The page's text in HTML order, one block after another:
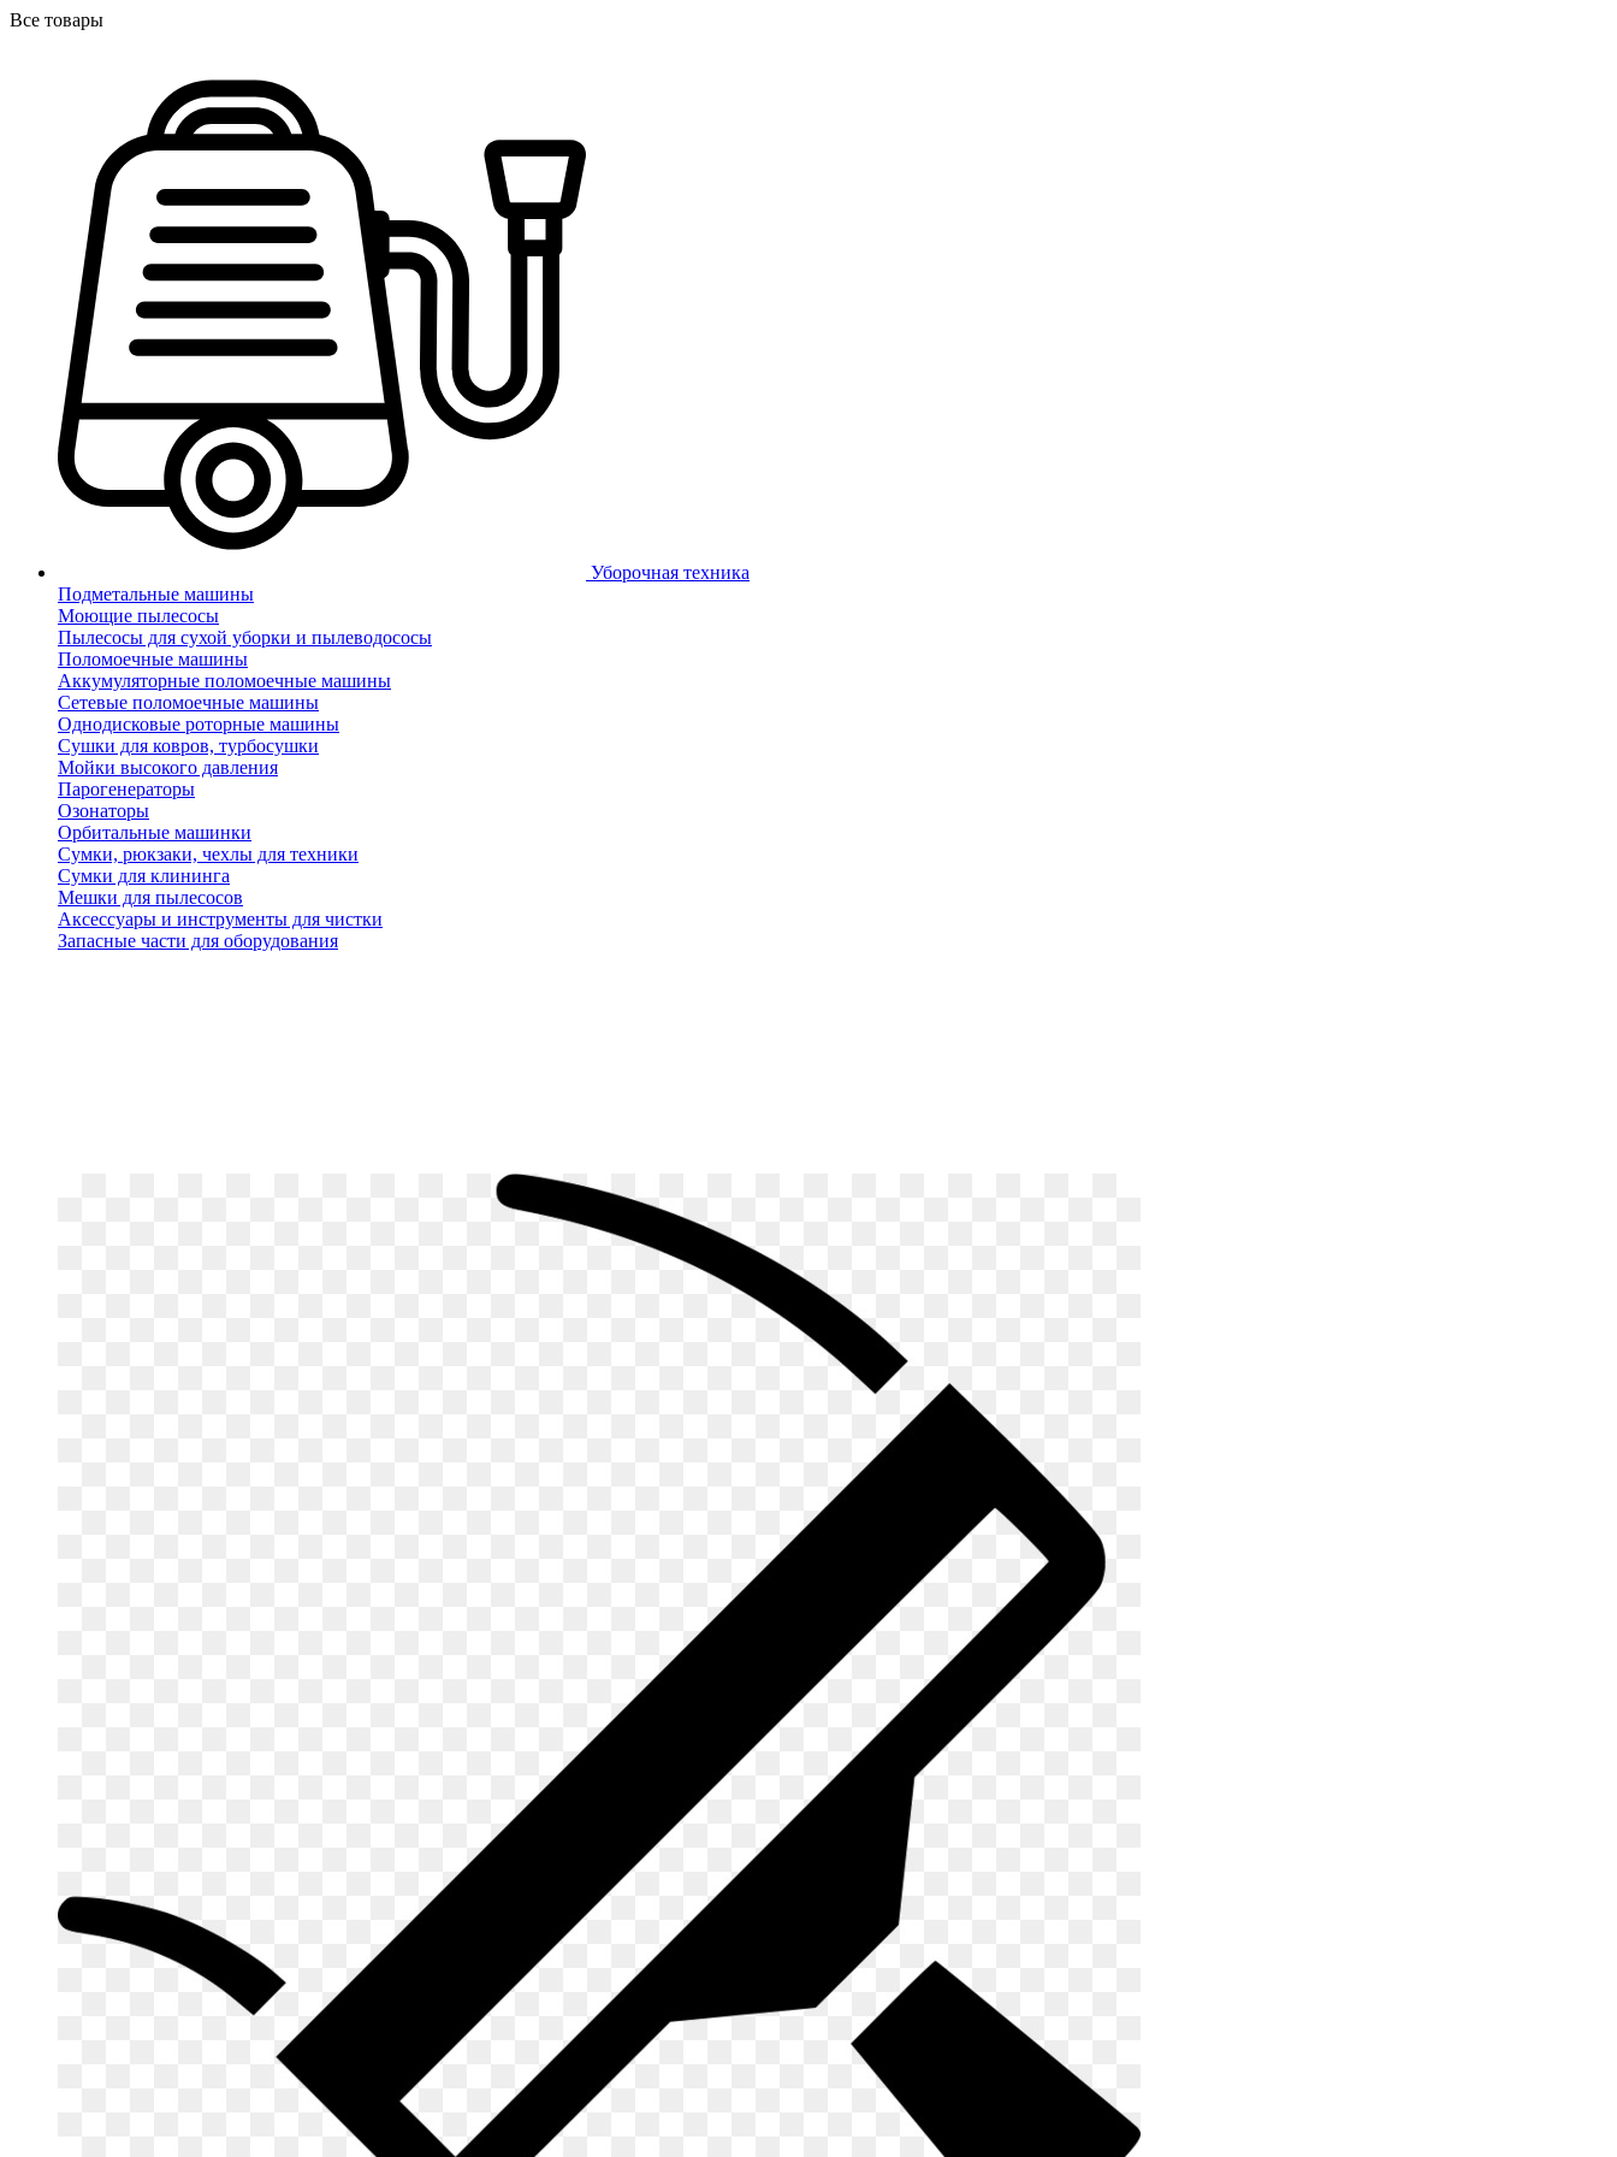
Все товары
Уборочная техника
Подметальные машины
Моющие пылесосы
Пылесосы для сухой уборки и пылеводососы
Поломоечные машины
Аккумуляторные поломоечные машины
Сетевые поломоечные машины
Однодисковые роторные машины
Сушки для ковров, турбосушки
Мойки высокого давления
Парогенераторы
Озонаторы
Орбитальные машинки
Сумки, рюкзаки, чехлы для техники
Сумки для клининга
Мешки для пылесосов
Аксессуары и инструменты для чистки
Запасные части для оборудования